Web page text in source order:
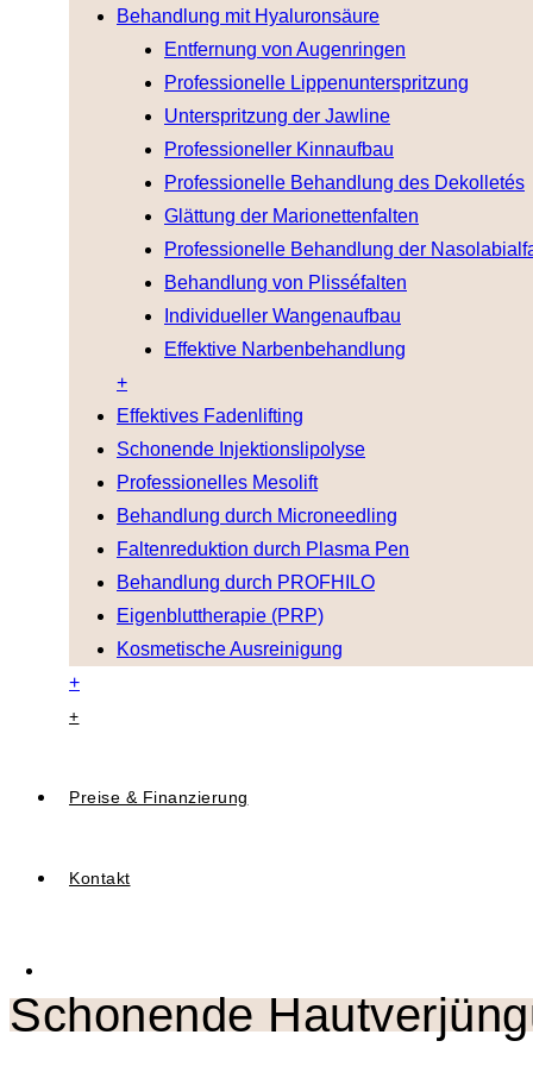
Behandlung mit Hyaluronsäure
Entfernung von Augenringen
Professionelle Lippenunterspritzung
Unterspritzung der Jawline
Professioneller Kinnaufbau
Professionelle Behandlung des Dekolletés
Glättung der Marionettenfalten
Professionelle Behandlung der
Behandlung von Plisséfalten
Individueller Wangenaufbau
Effektive Narbenbehandlung
+
Effektives Fadenlifting
Schonende Injektionslipolyse
Professionelles Mesolift
Behandlung durch Microneedling
Faltenreduktion durch Plasma Pen
Behandlung durch PROFHILO
Eigenbluttherapie (PRP)
Kosmetische Ausreinigung
+
+
Preise & Finanzierung
Kontakt
Schonende